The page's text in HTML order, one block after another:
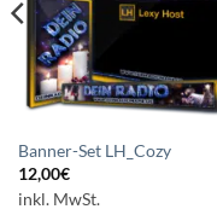
Banner-Set LH_Cozy
12,00€
inkl. MwSt.